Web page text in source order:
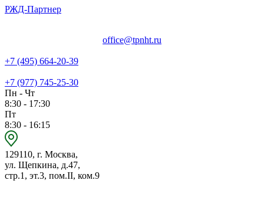
РЖД-Партнер
office@tpnht.ru
+7 (495) 664-20-39
+7 (977) 745-25-30
Пн - Чт
8:30 - 17:30
Пт
8:30 - 16:15
129110, г. Москва,
ул. Щепкина, д.47,
стр.1, эт.3, пом.II, ком.9